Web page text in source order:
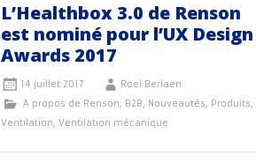
L’Healthbox 3.0 de Renson
est nominé pour l’UX Design
Awards 2017
14 juillet 2017
Roel Berlaen
A propos de Renson, B2B, Nouveautés, Produits,
Ventilation, Ventilation mécanique